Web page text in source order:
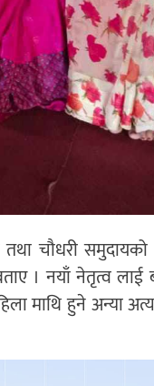
चौधरी समुदायको
। नयाँ नेतृत्व लाई
माथि हुने अन्या